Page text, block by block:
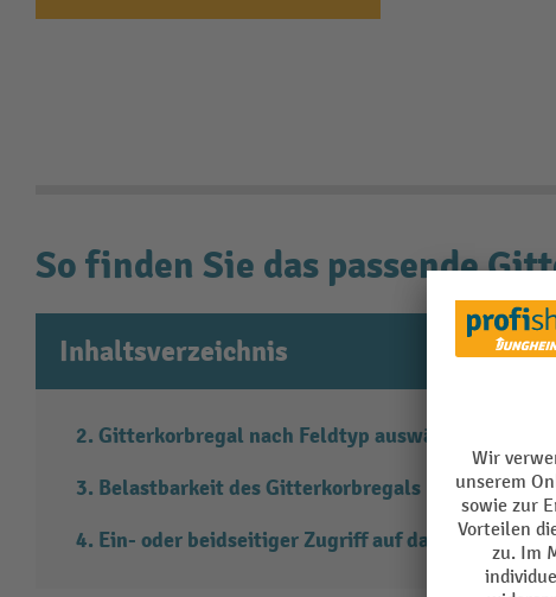
So finden Sie das passende
Inhaltsverzeichnis
Gitterkorbregal nach Feldtyp auswählen
Belastbarkeit des Gitterkorbregals beachten
Ein- oder beidseitiger Zugriff auf das Regal mit